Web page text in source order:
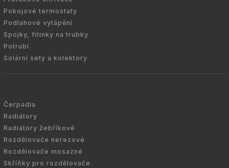
Pokojové termostaty
Podlahové vytápění
Spojky, fitinky na trubky
Potrubí
Solární sety a kolektory
Čerpadla
Radiátory
Radiátory žebříkové
Rozdělovače nerezové
Rozdělovače mosazné
Skříňky pro rozdělovače